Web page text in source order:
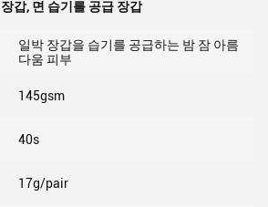
갑, 면 습기를 공급 장갑
일박 장갑을 습기를 공급하는 밤 잠 아름
다움 피부
145gsm
40s
17g/pair